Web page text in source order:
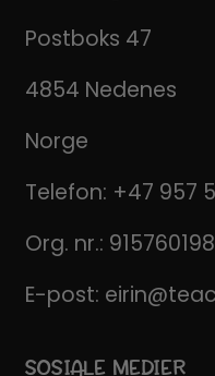
Postboks 47
4854 Nedenes
Norge
Telefon: +47 957
Org. nr.: 915760198
E-post:
SOSIALE MEDIER